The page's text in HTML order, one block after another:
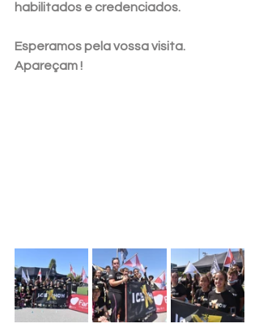
habilitados e credenciados.
Esperamos pela vossa visita.
Apareçam !